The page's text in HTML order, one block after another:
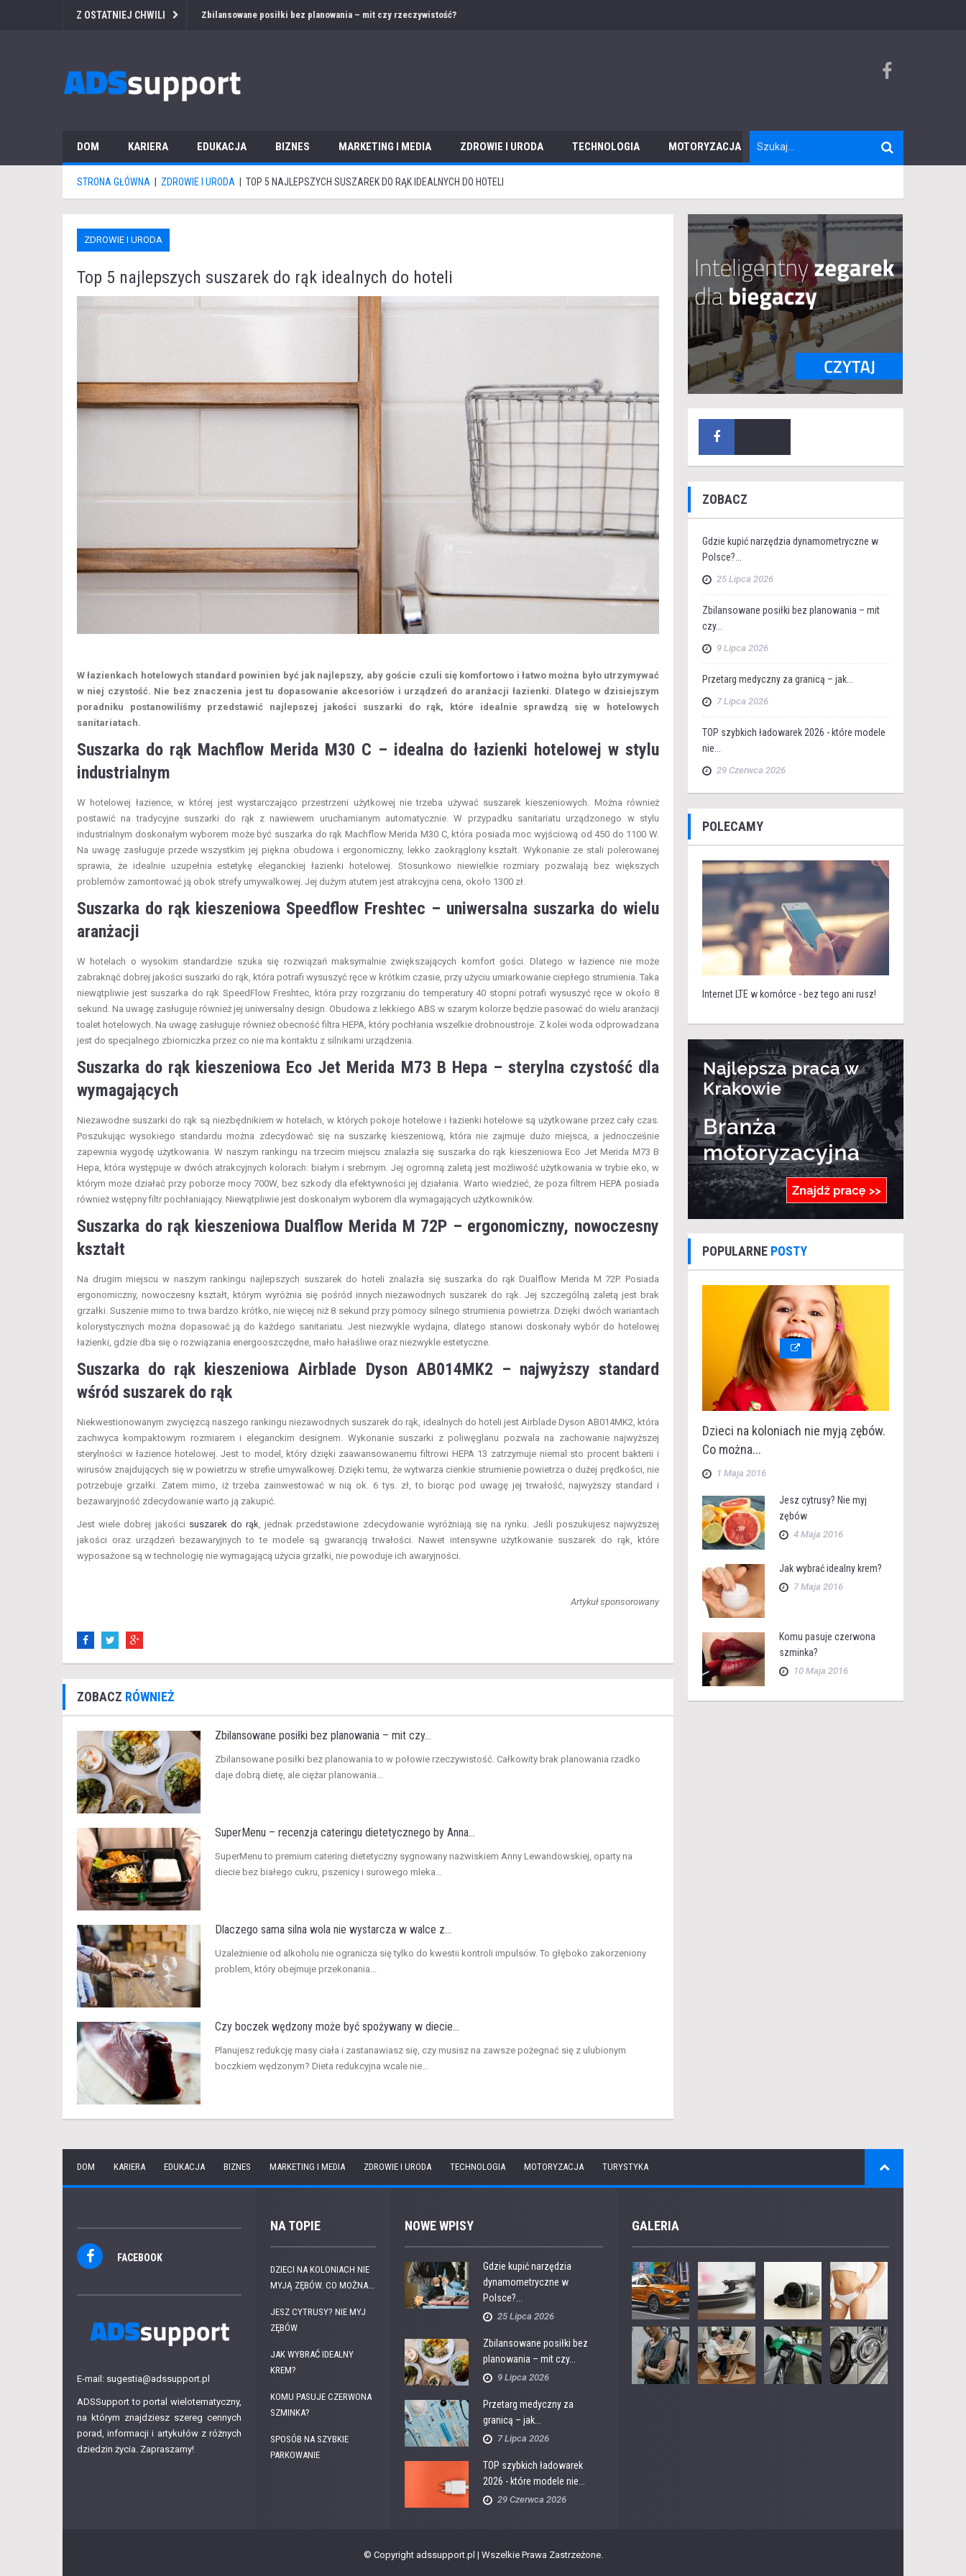
Z OSTATNIEJ CHWILI Przetarg medyczny za granicą – jak przygotować ofertę i dokumentację w obcym języku?
DOM KARIERA EDUKACJA BIZNES MARKETING I MEDIA ZDROWIE I URODA TECHNOLOGIA MOTORYZACJA TURYSTYKA
STRONA GŁÓWNA ZDROWIE I URODA TOP 5 NAJLEPSZYCH SUSZAREK DO RĄK IDEALNYCH DO HOTELI
ZDROWIE I URODA
Top 5 najlepszych suszarek do rąk idealnych do hoteli
W łazienkach hotelowych standard powinien być jak najlepszy, aby goście czuli się komfortowo i łatwo można było utrzymywać
w niej czystość. Nie bez znaczenia jest tu dopasowanie akcesoriów i urządzeń do aranżacji łazienki. Dlatego w dzisiejszym
poradniku postanowiliśmy przedstawić najlepszej jakości suszarki do rąk, które idealnie sprawdzą się w hotelowych
sanitariatach.
Suszarka do rąk Machflow Merida M30 C – idealna do łazienki hotelowej w stylu
industrialnym
W hotelowej łazience, w której jest wystarczająco przestrzeni użytkowej nie trzeba używać suszarek kieszeniowych. Można również
postawić na tradycyjne suszarki do rąk z nawiewem uruchamianym automatycznie. W przypadku sanitariatu urządzonego w stylu
industrialnym doskonałym wyborem może być suszarka do rąk Machflow Merida M30 C, która posiada moc wyjściową od 450 do 1100 W.
Na uwagę zasługuje przede wszystkim jej piękna obudowa i ergonomiczny, lekko zaokrąglony kształt. Wykonanie ze stali polerowanej
sprawia, że idealnie uzupełnia estetykę eleganckiej łazienki hotelowej. Stosunkowo niewielkie rozmiary pozwalają bez większych
problemów zamontować ją obok strefy umywalkowej. Jej dużym atutem jest atrakcyjna cena, około 1300 zł.
Suszarka do rąk kieszeniowa Speedflow Freshtec – uniwersalna suszarka do wielu
aranżacji
W hotelach o wysokim standardzie szuka się rozwiązań maksymalnie zwiększających komfort gości. Dlatego w łazience nie może
zabraknąć dobrej jakości suszarki do rąk, która potrafi wysuszyć ręce w krótkim czasie, przy użyciu umiarkowanie ciepłego strumienia. Taka
niewątpliwie jest suszarka do rąk SpeedFlow Freshtec, która przy rozgrzaniu do temperatury 40 stopni potrafi wysuszyć ręce w około 8
sekund. Na uwagę zasługuje również jej uniwersalny design. Obudowa z lekkiego ABS w szarym kolorze będzie pasować do wielu aranżacji
toalet hotelowych. Na uwagę zasługuje również obecność filtra HEPA, który pochłania wszelkie drobnoustroje. Z kolei woda odprowadzana
jest do specjalnego zbiorniczka przez co nie ma kontaktu z silnikami urządzenia.
Suszarka do rąk kieszeniowa Eco Jet Merida M73 B Hepa – sterylna czystość dla
wymagających
Niezawodne suszarki do rąk są niezbędnikiem w hotelach, w których pokoje hotelowe i łazienki hotelowe są użytkowane przez cały czas.
Poszukując wysokiego standardu można zdecydować się na suszarkę kieszeniową, która nie zajmuje dużo miejsca, a jednocześnie
zapewnia wygodę użytkowania. W naszym rankingu na trzecim miejscu znalazła się suszarka do rąk kieszeniowa Eco Jet Merida M73 B
Hepa, która występuje w dwóch atrakcyjnych kolorach: białym i srebrnym. Jej ogromną zaletą jest możliwość użytkowania w trybie eko, w
którym może działać przy poborze mocy 700W, bez szkody dla efektywności jej działania. Warto wiedzieć, że poza filtrem HEPA posiada
również wstępny filtr pochłaniający. Niewątpliwie jest doskonałym wyborem dla wymagających użytkowników.
Suszarka do rąk kieszeniowa Dualflow Merida M 72P – ergonomiczny, nowoczesny
kształt
Na drugim miejscu w naszym rankingu najlepszych suszarek do hoteli znalazła się suszarka do rąk Dualflow Merida M 72P. Posiada
ergonomiczny, nowoczesny kształt, którym wyróżnia się pośród innych niezawodnych suszarek do rąk. Jej szczególną zaletą jest brak
grzałki. Suszenie mimo to trwa bardzo krótko, nie więcej niż 8 sekund przy pomocy silnego strumienia powietrza. Dzięki dwóch wariantach
kolorystycznych można dopasować ją do każdego sanitariatu. Jest niezwykle wydajna, dlatego stanowi doskonały wybór do hotelowej
łazienki, gdzie dba się o rozwiązania energooszczędne, mało hałaśliwe oraz niezwykle estetyczne.
Suszarka do rąk kieszeniowa Airblade Dyson AB014MK2 – najwyższy standard
wśród suszarek do rąk
Niekwestionowanym zwycięzcą naszego rankingu niezawodnych suszarek do rąk, idealnych do hoteli jest Airblade Dyson AB014MK2, która
zachwyca kompaktowym rozmiarem i eleganckim designem. Wykonanie suszarki z poliwęglanu pozwala na zachowanie najwyższej
sterylności w łazience hotelowej. Jest to model, który dzięki zaawansowanemu filtrowi HEPA 13 zatrzymuje niemal sto procent bakterii i
wirusów znajdujących się w powietrzu w strefie umywalkowej. Dzięki temu, że wytwarza cienkie strumienie powietrza o dużej prędkości, nie
potrzebuje grzałki. Zatem mimo, iż trzeba zainwestować w nią ok. 6 tys. zł, to biorąc pod uwagę jej trwałość, najwyższy standard i
bezawaryjność zdecydowanie warto ją zakupić.
Jest wiele dobrej jakości suszarek do rąk , jednak przedstawione zdecydowanie wyróżniają się na rynku. Jeśli poszukujesz najwyższej
jakości oraz urządzeń bezawaryjnych to te modele są gwarancją trwałości. Nawet intensywne użytkowanie suszarek do rąk, które
wyposażone są w technologię nie wymagającą użycia grzałki, nie powoduje ich awaryjności.
Artykuł sponsorowany
ZOBACZ RÓWNIEŻ
Zbilansowane posiłki bez planowania – mit czy...
​Zbilansowane posiłki bez planowania to w połowie rzeczywistość. Całkowity brak planowania rzadko
daje dobrą dietę, ale ciężar planowania...
SuperMenu – recenzja cateringu dietetycznego by Anna...
​SuperMenu to premium catering dietetyczny sygnowany nazwiskiem Anny Lewandowskiej, oparty na
diecie bez białego cukru, pszenicy i surowego mleka...
Dlaczego sama silna wola nie wystarcza w walce z...
​Uzależnienie od alkoholu nie ogranicza się tylko do kwestii kontroli impulsów. To głęboko zakorzeniony
problem, który obejmuje przekonania...
Czy boczek wędzony może być spożywany w diecie...
Planujesz redukcję masy ciała i zastanawiasz się, czy musisz na zawsze pożegnać się z ulubionym
boczkiem wędzonym? Dieta redukcyjna wcale nie...
ZOBACZ
Gdzie kupić narzędzia dynamometryczne w
Polsce?...
25 Lipca 2026
Zbilansowane posiłki bez planowania – mit
czy...
9 Lipca 2026
Przetarg medyczny za granicą – jak...
7 Lipca 2026
TOP szybkich ładowarek 2026 - które modele
nie...
29 Czerwca 2026
POLECAMY
Internet LTE w komórce - bez tego ani rusz!
POPULARNE POSTY
Dzieci na koloniach nie myją zębów.
Co można...
1 Maja 2016
Jesz cytrusy? Nie myj
zębów
4 Maja 2016
Jak wybrać idealny krem?
7 Maja 2016
Komu pasuje czerwona
szminka?
10 Maja 2016
DOM KARIERA EDUKACJA BIZNES MARKETING I MEDIA ZDROWIE I URODA TECHNOLOGIA MOTORYZACJA TURYSTYKA
FACEBOOK
E-mail: sugestia@adssupport.pl
ADSSupport to portal wielotematyczny,
na którym znajdziesz szereg cennych
porad, informacji i artykułów z różnych
dziedzin życia. Zapraszamy!
NA TOPIE
DZIECI NA KOLONIACH NIE
MYJĄ ZĘBÓW. CO MOŻNA...
JESZ CYTRUSY? NIE MYJ
ZĘBÓW
JAK WYBRAĆ IDEALNY
KREM?
KOMU PASUJE CZERWONA
SZMINKA?
SPOSÓB NA SZYBKIE
PARKOWANIE
NOWE WPISY
Gdzie kupić narzędzia
dynamometryczne w
Polsce?...
25 Lipca 2026
Zbilansowane posiłki bez
planowania – mit czy...
9 Lipca 2026
Przetarg medyczny za
granicą – jak...
7 Lipca 2026
TOP szybkich ładowarek
2026 - które modele nie...
29 Czerwca 2026
GALERIA
© Copyright adssupport.pl | Wszelkie Prawa Zastrzeżone.